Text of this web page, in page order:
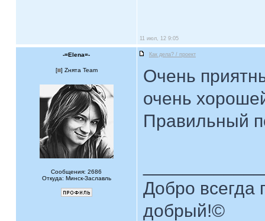
11 июл, 12 9:05
-=Elena=- Как дела? / проект
[ ] Zнята Team
Сообщения: 2686
Откуда: Минск-Заславль
Очень
очень
Правильный
Добро всегда
добрый!©